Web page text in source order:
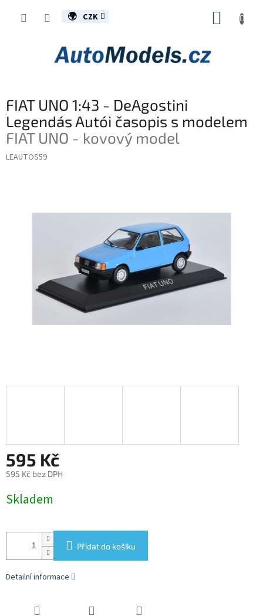
CZK
FIAT UNO 1:43 - DeAgostini
Legendás Autói časopis s modelem
FIAT UNO - kovový model
LEAUTOS59
595 Kč
595 Kč bez DPH
cena:
Skladem
Přidat do košíku
Detailní informace